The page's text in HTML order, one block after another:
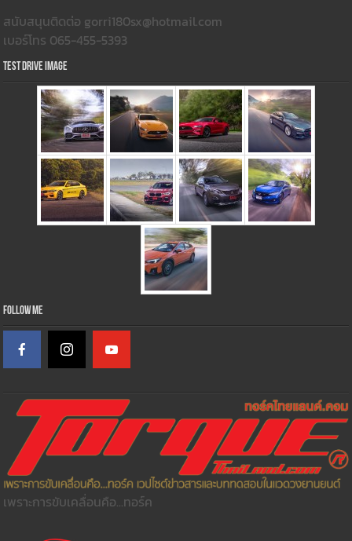
สนับสนุนติดต่อ gorri180sx@hotmail.com
เบอร์โทร 065-455-5393
Test Drive Image
Follow Me
เพราะการขับเคลื่อนคือ...ทอร์ค